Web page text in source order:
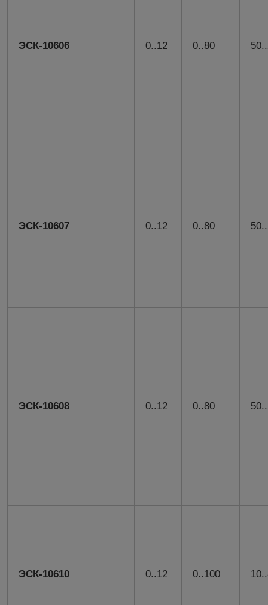
ЭСК-10606 0..12 0..80
ЭСК-10607 0..12 0..80
ЭСК-10608 0..12 0..80
ЭСК-10610 0..12 0..100